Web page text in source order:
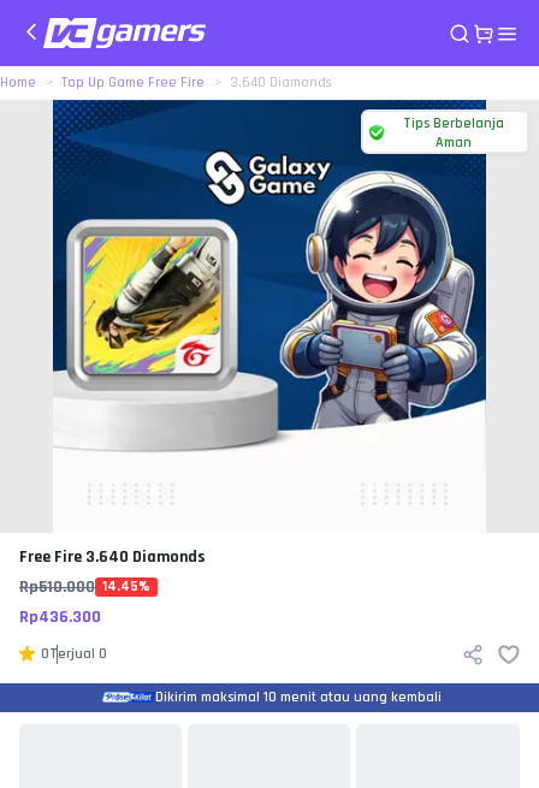
Home Top Up Game Free Fire 3.640 Diamonds
Tips Berbelanja
Aman
Free Fire 3.640 Diamonds
Rp510.000 14.45%
Rp436.300
0Terjual 0
Dikirim maksimal 10 menit atau uang kembali